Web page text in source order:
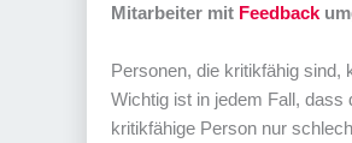
Mitarbeiter mit Feedback
Personen, die kritikfähig sind,
Wichtig ist in jedem Fall, dass
kritikfähige Person nur